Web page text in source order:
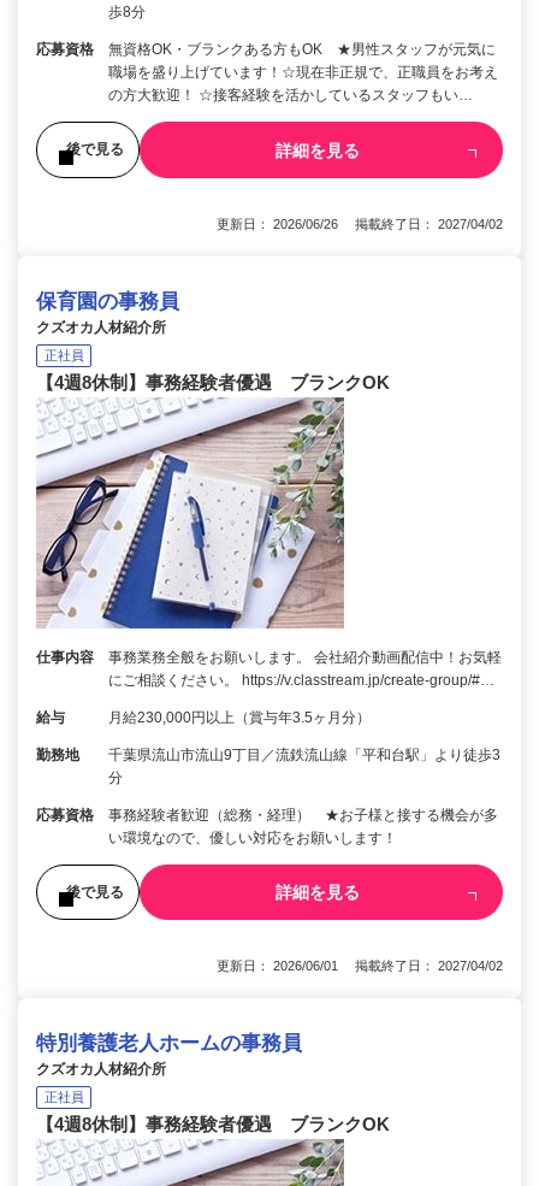
歩8分
応募資格
無資格OK・ブランクある方もOK ★男性スタッフが元気に
職場を盛り上げています！☆現在非正規で、正職員をお考え
の方大歓迎！ ☆接客経験を活かしているスタッフもい…
後で見る 詳細を見る
更新日： 2026/06/26 掲載終了日： 2027/04/02
保育園の事務員
クズオカ人材紹介所
正社員
【4週8休制】事務経験者優遇 ブランクOK
仕事内容
事務業務全般をお願いします。 会社紹介動画配信中！お気軽
にご相談ください。 https://v.classtream.jp/create-group/#…
給与 月給230,000円以上（賞与年3.5ヶ月分）
勤務地
千葉県流山市流山9丁目／流鉄流山線「平和台駅」より徒歩3
分
応募資格
事務経験者歓迎（総務・経理） ★お子様と接する機会が多
い環境なので、優しい対応をお願いします！
後で見る 詳細を見る
更新日： 2026/06/01 掲載終了日： 2027/04/02
特別養護老人ホームの事務員
クズオカ人材紹介所
正社員
【4週8休制】事務経験者優遇 ブランクOK